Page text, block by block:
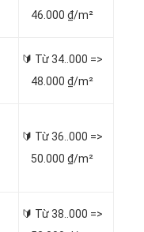
46.000 ₫/m²
🔰 Từ34..000 =>
48.000 ₫/m²
🔰 Từ36..000 =>
50.000 ₫/m²
🔰 Từ38..000 =>